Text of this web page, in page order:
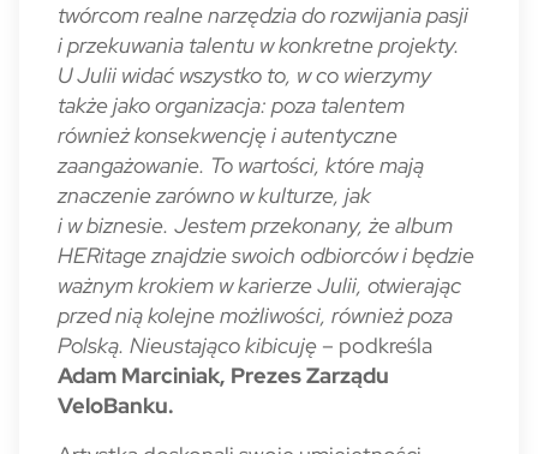
twórcom realne narzędzia do rozwijania pasji
i przekuwania talentu w konkretne projekty.
U Julii widać wszystko to, w co wierzymy
także jako organizacja: poza talentem
również konsekwencję i autentyczne
zaangażowanie. To wartości, które mają
znaczenie zarówno w kulturze, jak
i w biznesie. Jestem przekonany, że album
HERitage znajdzie swoich odbiorców i będzie
ważnym krokiem w karierze Julii, otwierając
przed nią kolejne możliwości, również poza
Polską. Nieustająco kibicuję – podkreśla
Adam Marciniak, Prezes Zarządu
VeloBanku.